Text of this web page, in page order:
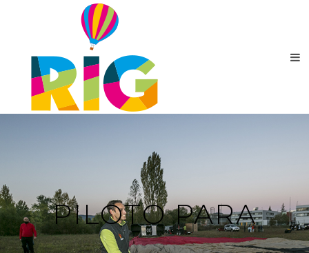
PILOTO PARA